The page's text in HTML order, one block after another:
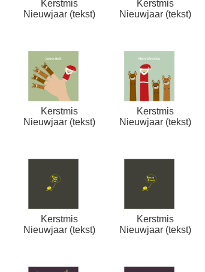
Kerstmis
Nieuwjaar (tekst)
Kerstmis
Nieuwjaar (tekst)
Kerstmis
Nieuwjaar (tekst)
Kerstmis
Nieuwjaar (tekst)
Kerstmis
Nieuwjaar (tekst)
Kerstmis
Nieuwjaar (tekst)